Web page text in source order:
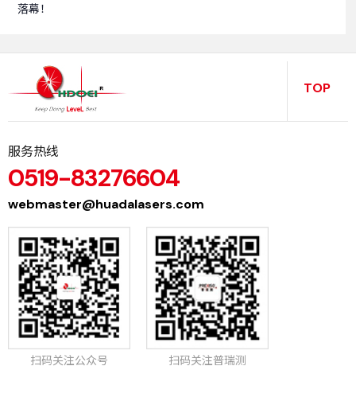
落幕！
TOP
服务热线
0519-83276604
webmaster@huadalasers.com
扫码关注公众号 扫码关注普瑞测